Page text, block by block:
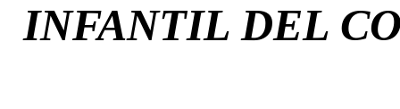
INFANTIL DEL